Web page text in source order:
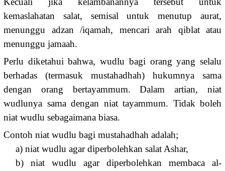
kemaslahatan salat, semisal untuk menutup aurat,
menunggu adzan /iqamah, mencari arah qiblat atau
menunggu jamaah.
Perlu diketahui bahwa, wudlu bagi orang yang selalu
berhadas (termasuk mustahadhah) hukumnya sama
dengan orang bertayammum. Dalam artian, niat
wudlunya sama dengan niat tayammum. Tidak boleh
niat wudlu sebagaimana biasa.
Contoh niat wudlu bagi mustahadhah adalah;
a) niat wudlu agar diperbolehkan salat Ashar,
b) niat wudlu agar diperbolehkan membaca al-